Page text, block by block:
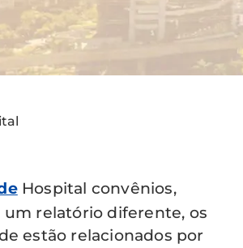
Hospital convênios,
relatório diferente, os
estão relacionados por